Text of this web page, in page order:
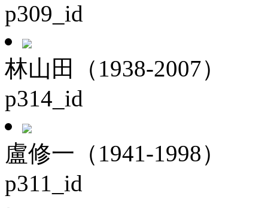
p309_id
林山田（1938-2007）
p314_id
盧修一（1941-1998）
p311_id